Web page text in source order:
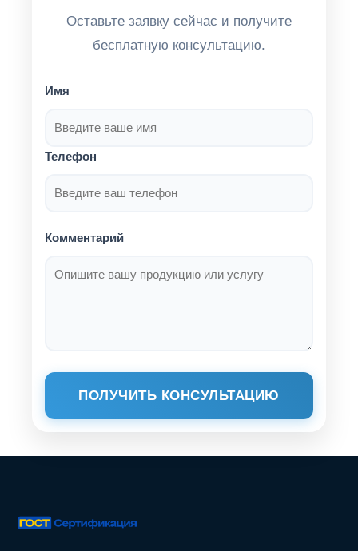
Оставьте заявку сейчас и получите
бесплатную консультацию.
Имя
Телефон
Комментарий
ПОЛУЧИТЬ КОНСУЛЬТАЦИЮ